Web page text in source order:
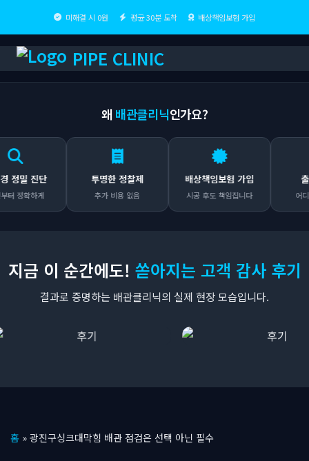
미해결 시 0원 평균 30분 도착 배상책임보험 가입
PIPE CLINIC
왜 배관클리닉인가요?
진단
하게
투명한 정찰제
추가 비용 없음
배상책임보험 가입
시공 후도 책임집니다
출장비
어디든 무
지금 이 순간에도! 쏟아지는 고객 감사 후기
결과로 증명하는 배관클리닉의 실제 현장 모습입니다.
텐
홈 » 광진구싱크대막힘 배관 점검은 선택 아닌 필수